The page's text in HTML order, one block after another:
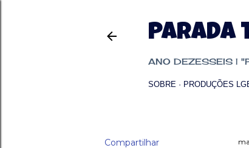
PARADA
ANO DEZESSEIS |
SOBRE PRODUÇÕES
Compartilhar